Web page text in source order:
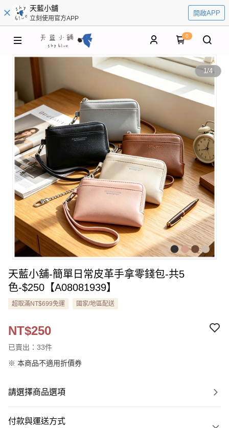
天藍小舖
立刻使用官方APP
開啟APP
0
1/4
天藍小舖-簡單日常皮革手拿零錢包-共5
色-$250【A08081939】
超取滿NT$699免運 國家/地區配送
NT$250
已賣出：33件
※ 本商品不適用折價券
請選擇商品選項
付款與運送方式